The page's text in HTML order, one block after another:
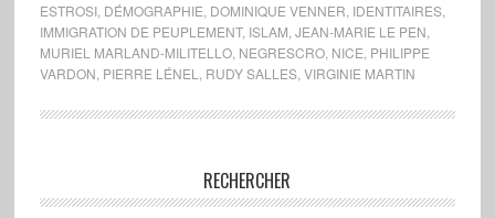
ESTROSI, DÉMOGRAPHIE DOMINIQUE VENNER IDENTITAIRES,
IMMIGRATION DE PEUPLEMENT, ISLAM JEAN-MARIE LE PEN
MURIEL MARLAND-MILITELLO, NEGRESCRO, NICE PHILIPPE
VARDON PIERRE LÉNEL RUDY SALLES, VIRGINIE MARTIN
RECHERCHER